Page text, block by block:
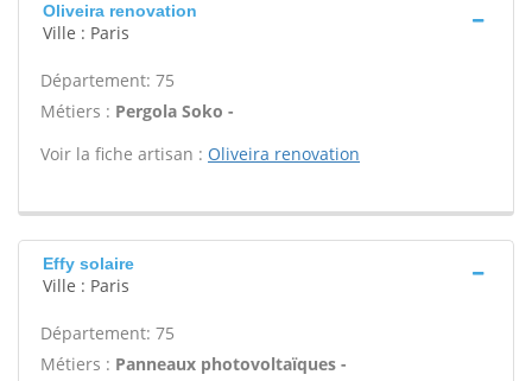
Oliveira renovation
Ville : Paris
Département: 75
Métiers : Pergola Soko -
Voir la fiche artisan : Oliveira renovation
Effy solaire
Ville : Paris
Département: 75
Métiers : Panneaux photovoltaïques -